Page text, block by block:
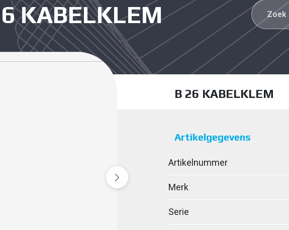
KABELKLEM
B 26 KABELKLEM
Artikelgegevens
Artikelnummer
Merk
Serie